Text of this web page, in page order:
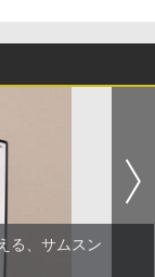
る、サムスン